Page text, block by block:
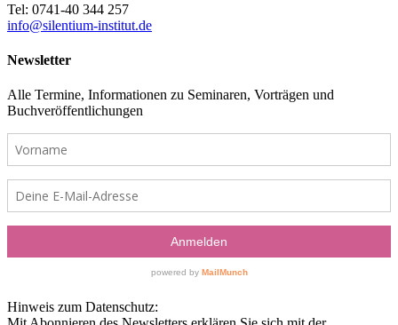
Tel: 0741-40 344 257
info@silentium-institut.de
Newsletter
Alle Termine, Informationen zu Seminaren, Vorträgen und
Buchveröffentlichungen
Hinweis zum Datenschutz: